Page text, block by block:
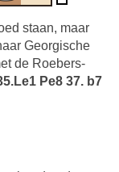
staan, maar
Georgische
de Roebers-
Pe8 37. b7